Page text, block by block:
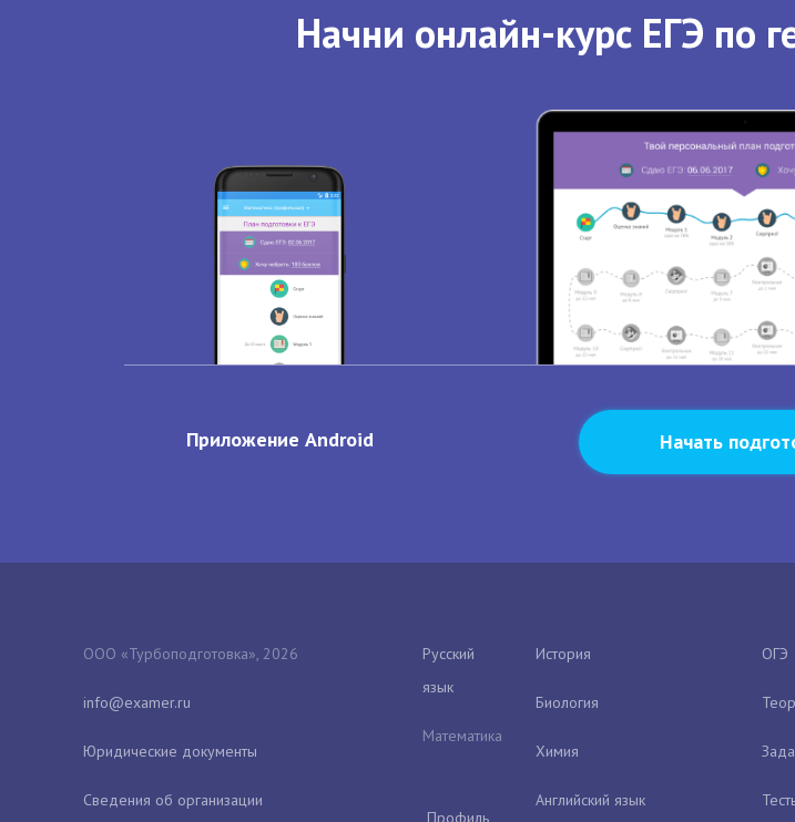
Начни онлайн-курс ЕГЭ по
Приложение Android Начать
ООО «Турбоподготовка», 2026
Юридические документы
Сведения об организации
Русский
язык
Математика
Профиль
История
Биология
Химия
Английский язык
ОГЭ